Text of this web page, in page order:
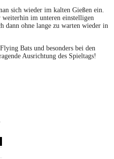
sich wieder im kalten Gießen ein.
weiterhin im unteren einstelligen
dann ohne lange zu warten wieder in
Bats und besonders bei den
Ausrichtung des Spieltags!